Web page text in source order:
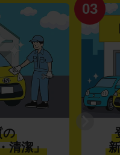
の
清潔」
03